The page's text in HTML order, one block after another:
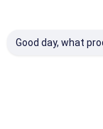
Good day, what